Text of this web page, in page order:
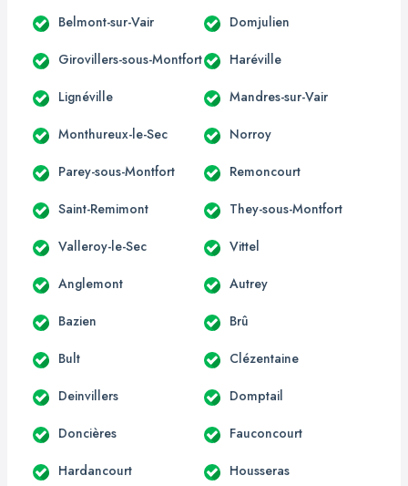
Belmont-sur-Vair Domjulien
Girovillers-sous-Montfort Haréville
Lignéville Mandres-sur-Vair
Monthureux-le-Sec Norroy
Parey-sous-Montfort Remoncourt
Saint-Remimont They-sous-Montfort
Valleroy-le-Sec Vittel
Anglemont Autrey
Bazien Brû
Bult Clézentaine
Deinvillers Domptail
Doncières Fauconcourt
Hardancourt Housseras